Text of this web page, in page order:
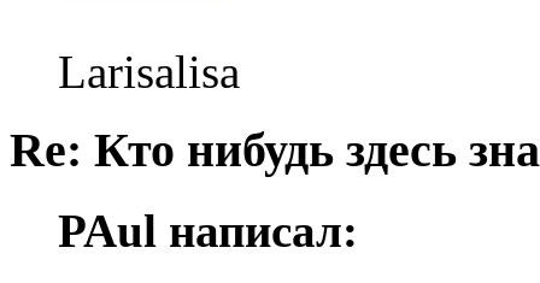
Larisalisa
Re: Кто нибудь здесь
PAul написал: